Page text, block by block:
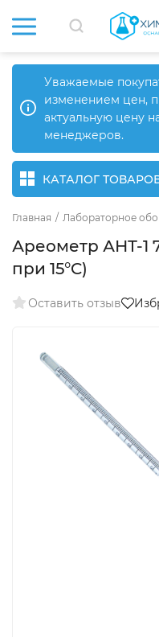
Уважаемые
изменением цен,
актуальную цену
менеджеров.
КАТАЛОГ
Главная / Лабораторное
Ареометр АНТ-1
при 15°C)
Оставить отзыв